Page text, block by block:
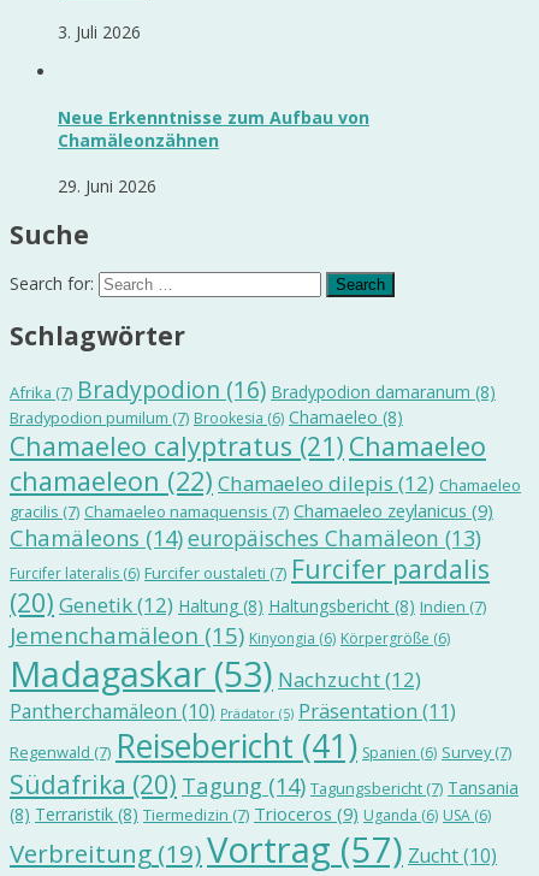
3. Juli 2026
Neue Erkenntnisse zum Aufbau von
Chamäleonzähnen
29. Juni 2026
Suche
Search for:
Schlagwörter
Afrika (7) Bradypodion (16) Bradypodion damaranum (8)
Bradypodion pumilum (7) Brookesia (6) Chamaeleo (8)
Chamaeleo calyptratus (21) Chamaeleo
chamaeleon (22) Chamaeleo dilepis (12) Chamaeleo
gracilis (7) Chamaeleo namaquensis (7) Chamaeleo zeylanicus (9)
Chamäleons (14)europäisches Chamäleon (13)
Furcifer lateralis (6) Furcifer oustaleti (7) Furcifer pardalis
(20) Genetik(12) Haltung (8) Haltungsbericht (8) Indien (7)
Jemenchamäleon (15) Kinyongia (6) Körpergröße (6)
Madagaskar (53) Nachzucht(12)
Pantherchamäleon (10) Prädator (5) Präsentation (11)
Regenwald (7) Reisebericht (41) Spanien (6) Survey(7)
Südafrika (20) Tagung (14) Tagungsbericht (7) Tansania
(8) Terraristik (8) Tiermedizin (7) Trioceros (9) Uganda (6) USA (6)
Verbreitung (19)Vortrag (57) Zucht(10)